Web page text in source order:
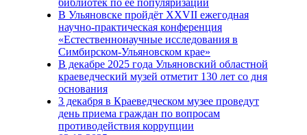
библиотек по ее популяризации
В Ульяновске пройдёт XXVII ежегодная
научно-практическая конференция
«Естественнонаучные исследования в
Симбирском-Ульяновском крае»
В декабре 2025 года Ульяновский областной
краеведческий музей отметит 130 лет со дня
основания
3 декабря в Краеведческом музее проведут
день приема граждан по вопросам
противодействия коррупции